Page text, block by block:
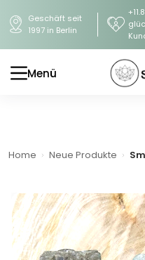
Geschäft seit
1997 in Berlin
Menü
Home Neue Produkte